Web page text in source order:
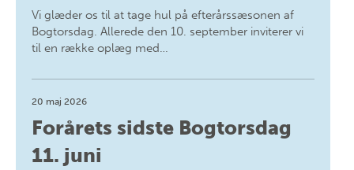
Vi glæder os til at tage hul på efterårssæsonen af
Bogtorsdag. Allerede den 10. september inviterer vi
til en række oplæg med…
20 maj 2026
Forårets sidste Bogtorsdag
11. juni